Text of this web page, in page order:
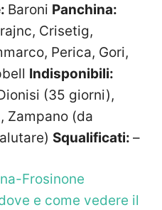
Baroni Panchina:
Crisetig,
Perica, Gori,
Indisponibili:
(35 giorni),
Zampano (da
Squalificati: –
Frosinone
e come vedere il